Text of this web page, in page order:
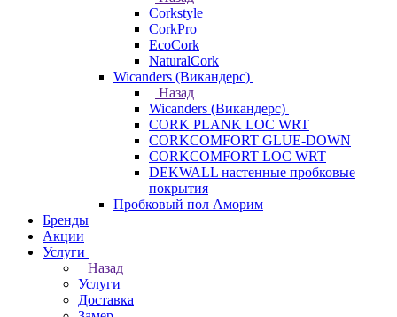
Corkstyle
CorkPro
EcoCork
NaturalCork
Wicanders (Викандерс)
Назад
Wicanders (Викандерс)
CORK PLANK LOC WRT
CORKCOMFORT GLUE-DOWN
CORKCOMFORT LOC WRT
DEKWALL настенные пробковые
покрытия
Пробковый пол Аморим
Бренды
Акции
Услуги
Назад
Услуги
Доставка